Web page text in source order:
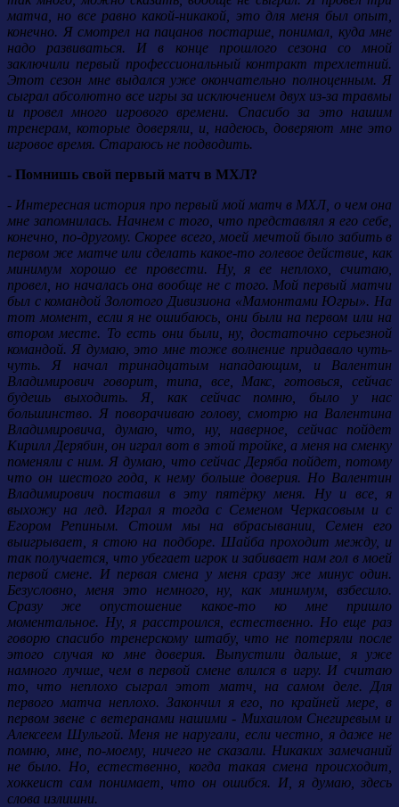
матча, но все равно какой-никакой, это для меня был опыт,
конечно. Я смотрел на пацанов постарше, понимал, куда мне
надо развиваться. И в конце прошлого сезона со мной
заключили первый профессиональный контракт трехлетний.
Этот сезон мне выдался уже окончательно полноценным. Я
сыграл абсолютно все игры за исключением двух из-за травмы
и провел много игрового времени. Спасибо за это нашим
тренерам, которые доверяли, и, надеюсь, доверяют мне это
игровое время. Стараюсь не подводить.
- Помнишь свой первый матч в МХЛ?
- Интересная история про первый мой матч в МХЛ, о чем она
мне запомнилась. Начнем с того, что представлял я его себе,
конечно, по-другому. Скорее всего, моей мечтой было забить в
первом же матче или сделать какое-то голевое действие, как
минимум хорошо ее провести. Ну, я ее неплохо, считаю,
провел, но началась она вообще не с того. Мой первый матчи
был с командой Золотого Дивизиона «Мамонтами Югры». На
тот момент, если я не ошибаюсь, они были на первом или на
втором месте. То есть они были, ну, достаточно серьезной
командой. Я думаю, это мне тоже волнение придавало чуть-
чуть. Я начал тринадцатым нападающим, и Валентин
Владимирович говорит, типа, все, Макс, готовься, сейчас
будешь выходить. Я, как сейчас помню, было у нас
большинство. Я поворачиваю голову, смотрю на Валентина
Владимировича, думаю, что, ну, наверное, сейчас пойдет
Кирилл Дерябин, он играл вот в этой тройке, а меня на сменку
поменяли с ним. Я думаю, что сейчас Деряба пойдет, потому
что он шестого года, к нему больше доверия. Но Валентин
Владимирович поставил в эту пятёрку меня. Ну и все, я
выхожу на лед. Играл я тогда с Семеном Черкасовым и с
Егором Репиным. Стоим мы на вбрасывании, Семен его
выигрывает, я стою на подборе. Шайба проходит между, и
так получается, что убегает игрок и забивает нам гол в моей
первой смене. И первая смена у меня сразу же минус один.
Безусловно, меня это немного, ну, как минимум, взбесило.
Сразу же опустошение какое-то ко мне пришло
моментальное. Ну, я расстроился, естественно. Но еще раз
говорю спасибо тренерскому штабу, что не потеряли после
этого случая ко мне доверия. Выпустили дальше, я уже
намного лучше, чем в первой смене влился в игру. И считаю
то, что неплохо сыграл этот матч, на самом деле. Для
первого матча неплохо. Закончил я его, по крайней мере, в
первом звене с ветеранами нашими - Михаилом Снегиревым и
Алексеем Шульгой. Меня не наругали, если честно, я даже не
помню, мне, по-моему, ничего не сказали. Никаких замечаний
не было. Но, естественно, когда такая смена происходит,
хоккеист сам понимает, что он ошибся. И, я думаю, здесь
слова излишни.